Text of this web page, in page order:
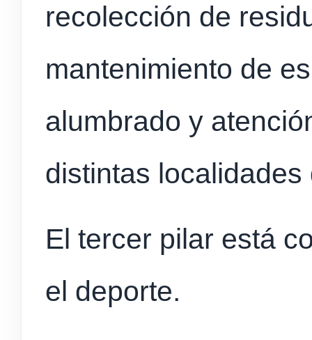
recolección de
mantenimiento de
alumbrado y
distintas localidades
El tercer pilar está
el deporte.